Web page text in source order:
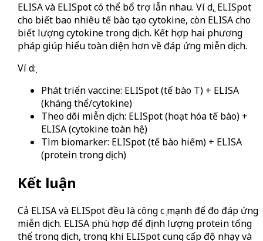
ELISA và ELISpot có thể bổ trợ lẫn nhau. Ví dụ, ELISpot
cho biết bao nhiêu tế bào tạo cytokine, còn ELISA cho
biết lượng cytokine trong dịch. Kết hợp hai phương
pháp giúp hiểu toàn diện hơn về đáp ứng miễn dịch.
Ví dụ:
Phát triển vaccine: ELISpot (tế bào T) + ELISA
(kháng thể/cytokine)
Theo dõi miễn dịch: ELISpot (hoạt hóa tế bào) +
ELISA (cytokine toàn hệ)
Tìm biomarker: ELISpot (tế bào hiếm) + ELISA
(protein trong dịch)
Kết luận
Cả ELISA và ELISpot đều là công cụ mạnh để đo đáp ứng
miễn dịch. ELISA phù hợp để định lượng protein tổng
thể trong dịch, trong khi ELISpot cung cấp độ nhạy và